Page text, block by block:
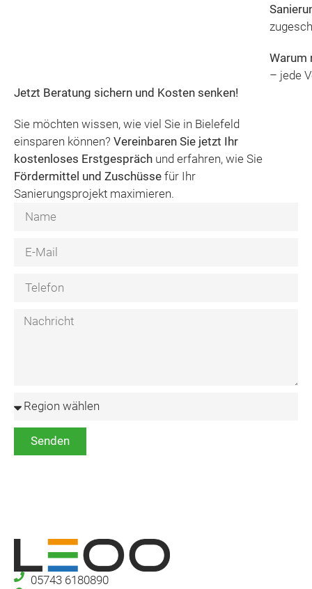
Warum
– jede
Jetzt Beratung sichern und Kosten senken!
Sie möchten wissen, wie viel Sie in Bielefeld
einsparen können? Vereinbaren Sie jetzt Ihr
kostenloses Erstgespräch und erfahren, wie Sie
Fördermittel und Zuschüsse für Ihr
Sanierungsprojekt maximieren.
Senden
05743 6180890